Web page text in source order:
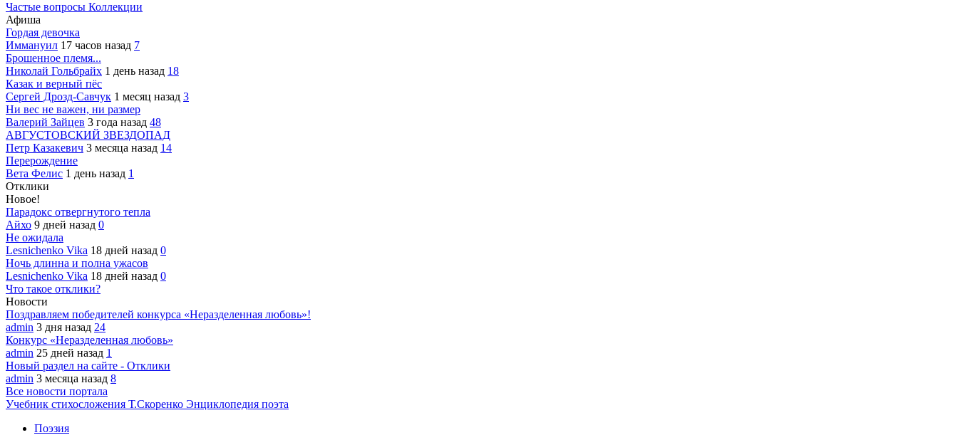
Частые вопросы Коллекции
Афиша
Гордая девочка
Иммануил 17 часов назад 7
Брошенное племя...
Николай Гольбрайх 1 день назад 18
Казак и верный пёс
Сергей Дрозд-Савчук 1 месяц назад 3
Ни вес не важен, ни размер
Валерий Зайцев 3 года назад 48
АВГУСТОВСКИЙ ЗВЕЗДОПАД
Петр Казакевич 3 месяца назад 14
Перерождение
Вета Фелис 1 день назад 1
Отклики
Новое!
Парадокс отвергнутого тепла
Айхо 9 дней назад 0
Не ожидала
Lesnichenko Vika 18 дней назад 0
Ночь длинна и полна ужасов
Lesnichenko Vika 18 дней назад 0
Что такое отклики?
Новости
Поздравляем победителей конкурса «Неразделенная любовь»!
admin 3 дня назад 24
Конкурс «Неразделенная любовь»
admin 25 дней назад 1
Новый раздел на сайте - Отклики
admin 3 месяца назад 8
Все новости портала
Учебник стихосложения Т.Скоренко Энциклопедия поэта
Поэзия